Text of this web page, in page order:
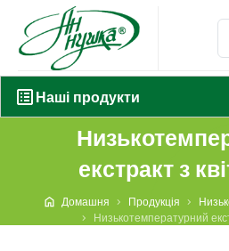
Наші продукти
екстракт з
Домашня Продукція
Низькотемпературний